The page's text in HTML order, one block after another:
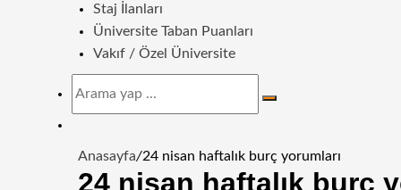
Staj İlanları
Üniversite Taban Puanları
Vakıf / Özel Üniversite
Arama
Anasayfa/24 nisan haftalık burç yorumları
24 nisan haftalık burç